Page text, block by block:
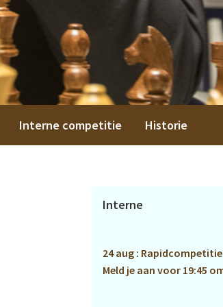
Interne competitie Historie
Primaire
Interne
24 aug : Rapidcompetitie
Meld je aan voor 19:45